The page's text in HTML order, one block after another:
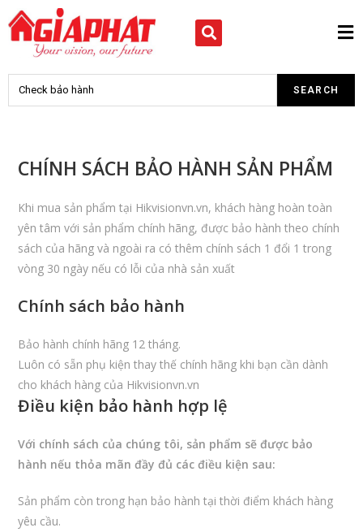
CHÍNH SÁCH BẢO HÀNH SẢN PHẨM
Khi mua sản phẩm tại Hikvisionvn.vn, khách hàng hoàn toàn
yên tâm với sản phẩm chính hãng, được bảo hành theo chính
sách của hãng và ngoài ra có thêm chính sách 1 đổi 1 trong
vòng 30 ngày nếu có lỗi của nhà sản xuất
Chính sách bảo hành
Bảo hành chính hãng 12 tháng.
Luôn có sẵn phụ kiện thay thế chính hãng khi bạn cần dành
cho khách hàng của Hikvisionvn.vn
Điều kiện bảo hành hợp lệ
Với chính sách của chúng tôi, sản phẩm sẽ được bảo
hành nếu thỏa mãn đầy đủ các điều kiện sau:
Sản phẩm còn trong hạn bảo hành tại thời điểm khách hàng
yêu cầu.